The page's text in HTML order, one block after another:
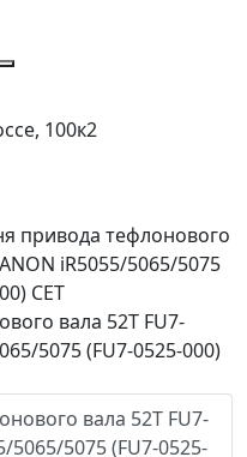
100к2
привода тефлонового
iR5055/5065/5075
CET